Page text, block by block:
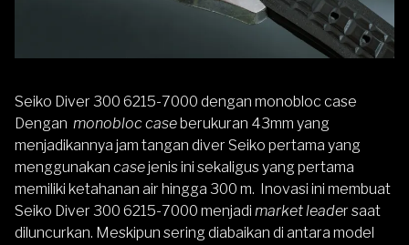
Seiko Diver 300 6215-7000 dengan monobloc case
Dengan monobloc case berukuran 43mm yang
menjadikannya jam tangan diver Seiko pertama yang
menggunakan casejenis ini sekaligus yang pertama
memiliki ketahanan air hingga 300 m. Inovasi ini membuat
Seiko Diver 300 6215-7000 menjadi market leader saat
diluncurkan. Meskipun sering diabaikan di antara model